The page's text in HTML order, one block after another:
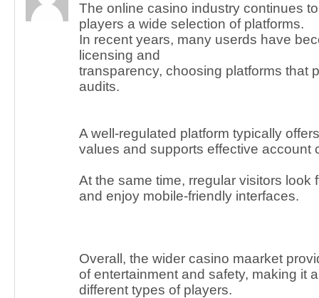
The online casino industry continues
players a wide selection of platforms.
In recent years, many userds have
licensing and
transparency, choosing platforms that
audits.
A well-regulated platform typically
values and supports effective account
At the same time, rregular visitors look
and enjoy mobile-friendly interfaces.
Overall, the wider casino maarket
of entertainment and safety, making it
different types of players.